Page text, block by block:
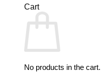
Cart
No products in the cart.